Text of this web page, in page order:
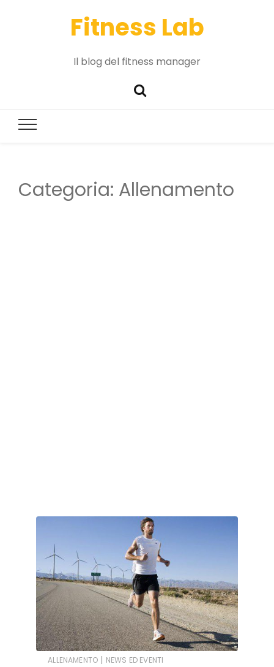
Fitness Lab
Il blog del fitness manager
Categoria: Allenamento
ALLENAMENTO | NEWS ED EVENTI